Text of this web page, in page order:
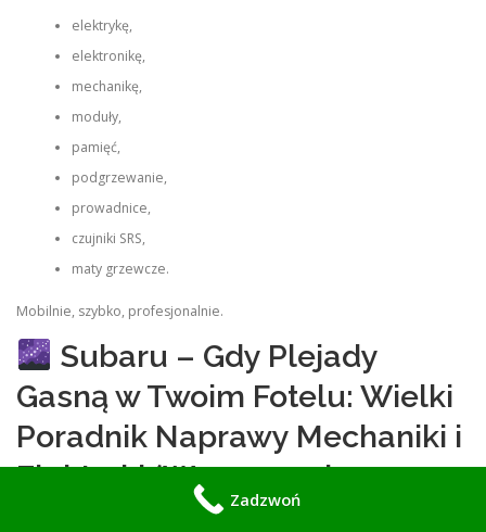
elektrykę,
elektronikę,
mechanikę,
moduły,
pamięć,
podgrzewanie,
prowadnice,
czujniki SRS,
maty grzewcze.
Mobilnie, szybko, profesjonalnie.
Subaru – Gdy Plejady
Gasną w Twoim Fotelu: Wielki
Poradnik Naprawy Mechaniki i
Elektryki (Warszawa i
Zadzwoń